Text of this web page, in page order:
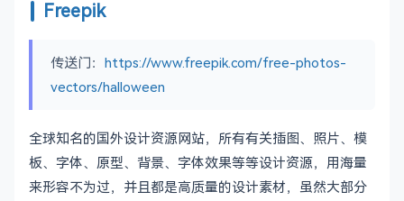
Freepik
传送门： https://www.freepik.com/free-photos-
vectors/halloween
全球知名的国外设计资源网站，所有有关插图、照片、模
板、字体、原型、背景、字体效果等等设计资源，用海量
来形容不为过，并且都是高质量的设计素材，虽然大部分